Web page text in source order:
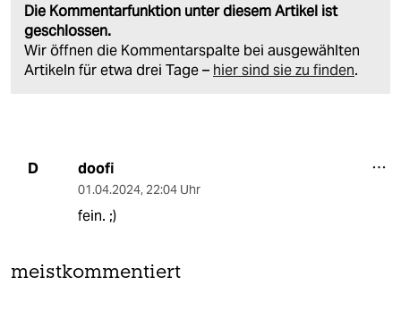
Die Kommentarfunktion unter diesem Artikel ist
geschlossen.
Wir öffnen die Kommentarspalte bei ausgewählten
Artikeln für etwa drei Tage – hier sind sie zu finden.
D doofi
01.04.2024, 22:04 Uhr
fein. ;)
meistkommentiert